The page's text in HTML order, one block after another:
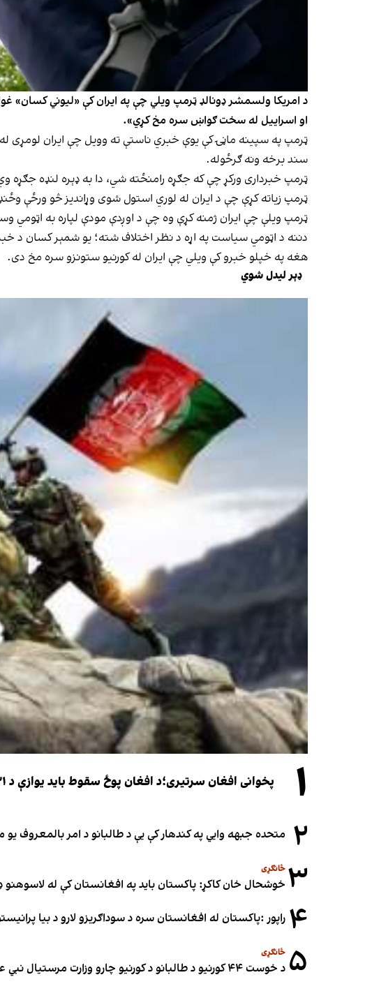
د امریکا ولسمشر ډونالډ ټرمپ ویلي چې په ایران کې «لیوني کسان»
او اسراییل له سخت ګواښ سره مخ کړي».
ټرمپ په سپینه ماڼۍ کې یوې خبري ناستې ته وویل چې ایران لومړی
سند برخه ونه ګرځوله.
ټرمپ خبرداری ورکړ چې که جګړه رامنځته شي، دا به ډېره لنډه جګړه
ټرمپ زیاته کړې چې د ایران له لوري استول شوی وړاندیز څو ورځې
ټرمپ ویلې چې ایران ژمنه کړې وه چې د اوږدې مودې لپاره به
دننه د اټومي سیاست په اړه د نظر اختلاف شته؛ یو شمېر کسان د
هغه په خپلو خبرو کې ویلي چې ایران له کورنیو ستونزو سره مخ دی.
ډېر لیدل شوي
۱ پخوانی افغان سرتیری؛د افغان پوځ سقوط باید یوازې د ۲۰۲۱ کال د پوځي پېښو له مخې ونه ارزول شي
۲ متحده جبهه وايي په کندهار کې یې د طالبانو د امر بالمعروف
۳ ځانګړی
خوشحال خان کاکړ: پاکستان بايد په افغانستان کې له لاسوهنو
۴ راپور :پاکستان له افغانستان سره د سوداګریزو لارو د بیا
۵ ځانګړی
د خوست ۴۴ کورنیو د طالبانو د کورنیو چارو وزارت مرستیال نبي عمري د ځمکو په غصب تورن کړی